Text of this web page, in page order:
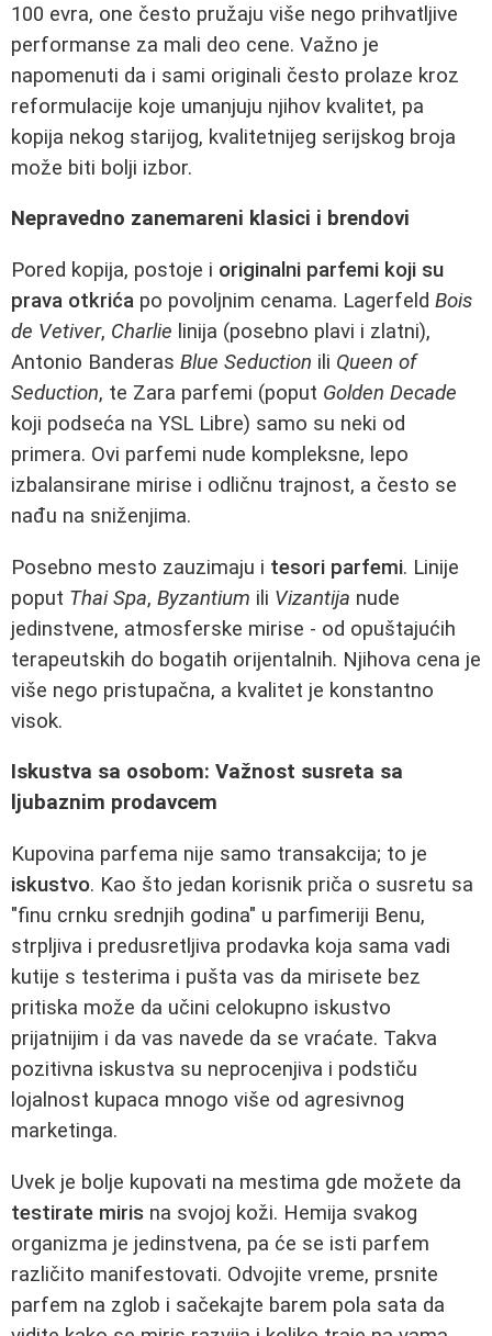
100 evra, one često pružaju više nego prihvatljive
performanse za mali deo cene. Važno je
napomenuti da i sami originali često prolaze kroz
reformulacije koje umanjuju njihov kvalitet, pa
kopija nekog starijog, kvalitetnijeg serijskog broja
može biti bolji izbor.
Nepravedno zanemareni klasici i brendovi
Pored kopija, postoje i originalni parfemi koji su
prava otkrića po povoljnim cenama. Lagerfeld Bois
de Vetiver, Charlie linija (posebno plavi i zlatni),
Antonio Banderas Blue Seduction ili Queen of
Seduction, te Zara parfemi (poput Golden Decade
koji podseća na YSL Libre) samo su neki od
primera. Ovi parfemi nude kompleksne, lepo
izbalansirane mirise i odličnu trajnost, a često se
nađu na sniženjima.
Posebno mesto zauzimaju i tesori parfemi. Linije
poput Thai Spa, Byzantium ili Vizantija nude
jedinstvene, atmosferske mirise - od opuštajućih
terapeutskih do bogatih orijentalnih. Njihova cena je
više nego pristupačna, a kvalitet je konstantno
visok.
Iskustva sa osobom: Važnost susreta sa
ljubaznim prodavcem
Kupovina parfema nije samo transakcija; to je
iskustvo. Kao što jedan korisnik priča o susretu sa
"finu crnku srednjih godina" u parfimeriji Benu,
strpljiva i predusretljiva prodavka koja sama vadi
kutije s testerima i pušta vas da mirisete bez
pritiska može da učini celokupno iskustvo
prijatnijim i da vas navede da se vraćate. Takva
pozitivna iskustva su neprocenjiva i podstiču
lojalnost kupaca mnogo više od agresivnog
marketinga.
Uvek je bolje kupovati na mestima gde možete da
testirate miris na svojoj koži. Hemija svakog
organizma je jedinstvena, pa će se isti parfem
različito manifestovati. Odvojite vreme, prsnite
parfem na zglob i sačekajte barem pola sata da